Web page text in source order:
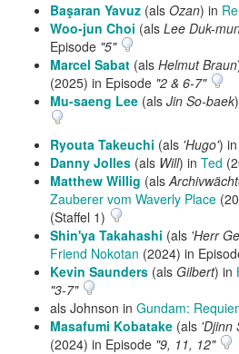
Başaran Yavuz (als Ozan) in
Woo-jun Choi (als Lee Duk-
Episode "5"
Marcel Sabat (als Helmut Braun
(2025) in Episode "2 & 6-7"
Mu-saeng Lee (als Jin So-baek
Ryouta Takeuchi (als 'Hugo') in
Danny Jolles (als Will) in Ted
Matthew Willig (als
Zauberer vom Waverly Place
(Staffel 1)
Shin'ya Takahashi (als 'Herr
Friend Nokotan (2024) in
Kevin Saunders (als Gilbert) in
"3-7"
als Johnson in Gundam:
Masafumi Kobatake (als 'Djinn
(2024) in Episode "9, 11, 12"